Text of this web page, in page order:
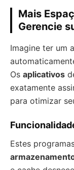
Mais
Gerencie
Imagine ter um
Os aplicativos
exatamente
para otimizar
Estes